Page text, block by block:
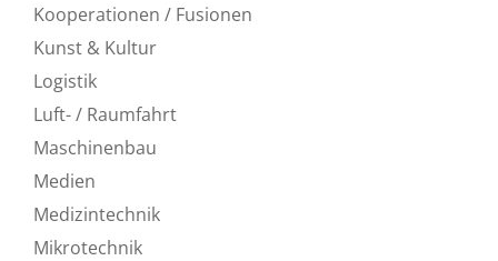
Kooperationen / Fusionen
Kunst & Kultur
Logistik
Luft- / Raumfahrt
Maschinenbau
Medien
Medizintechnik
Mikrotechnik